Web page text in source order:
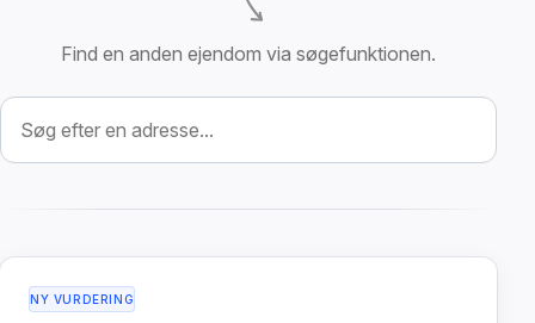
Find en anden ejendom via søgefunktionen.
Søg efter ejendom
NY VURDERING